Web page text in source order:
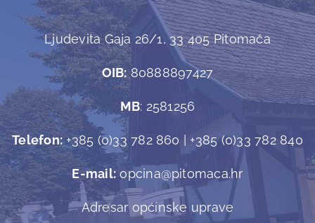
Ljudevita Gaja 26/1, 33 405 Pitomača
OIB:80888897427
MB: 2581256
Telefon:+385 (0)33 782 860 | +385 (0)33 782 840
E-mail:opcina@pitomaca.hr
Adresar općinske uprave